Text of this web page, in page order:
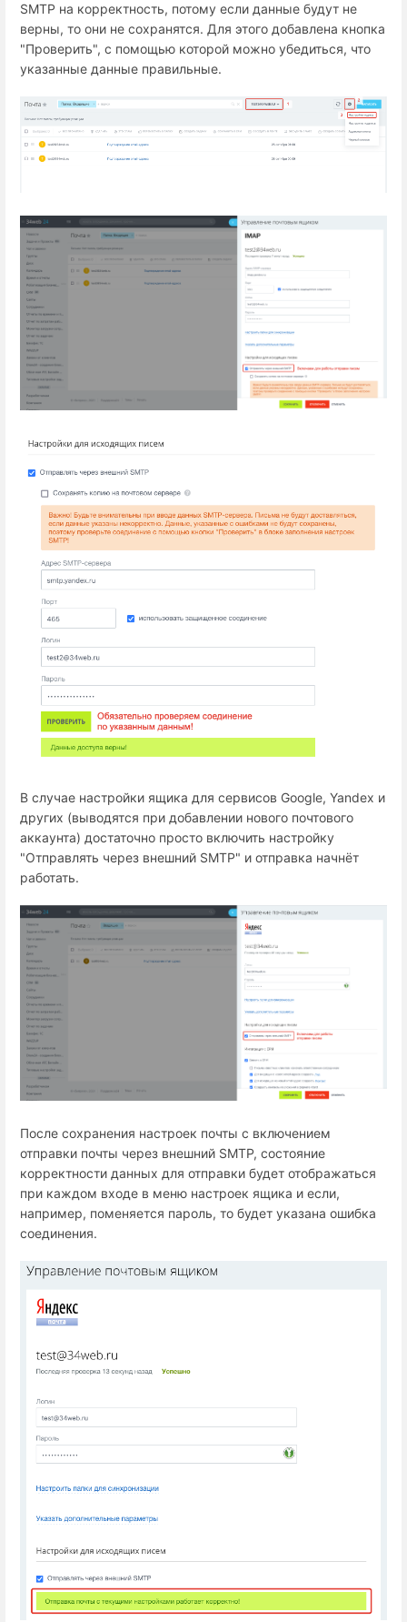
SMTP на корректность, потому если данные будут не
верны, то они не сохранятся. Для этого добавлена кнопка
"Проверить", с помощью которой можно убедиться, что
указанные данные правильные.
В случае настройки ящика для сервисов Google, Yandex и
других (выводятся при добавлении нового почтового
аккаунта) достаточно просто включить настройку
"Отправлять через внешний SMTP" и отправка начнёт
работать.
После сохранения настроек почты с включением
отправки почты через внешний SMTP, состояние
корректности данных для отправки будет отображаться
при каждом входе в меню настроек ящика и если,
например, поменяется пароль, то будет указана ошибка
соединения.